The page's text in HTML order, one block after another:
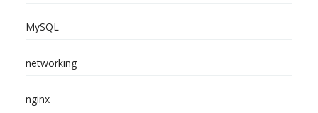
MySQL
networking
nginx